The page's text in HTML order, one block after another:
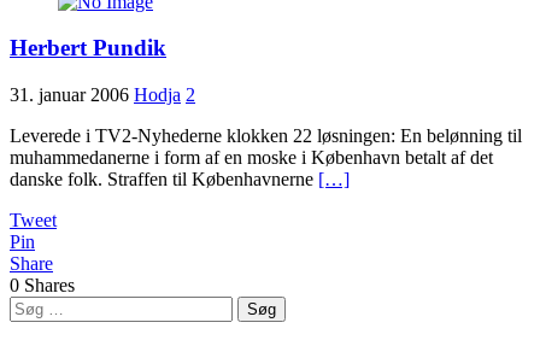
Herbert Pundik
31. januar 2006 Hodja 2
Leverede i TV2-Nyhederne klokken 22 løsningen: En belønning til
muhammedanerne i form af en moske i København betalt af det
danske folk. Straffen til Københavnerne […]
Tweet
Pin
Share
0 Shares
Søg
efter: